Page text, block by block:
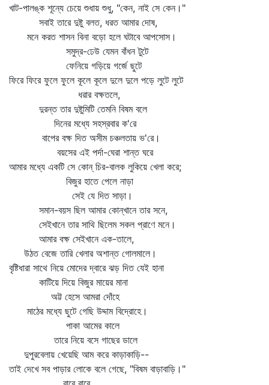
খাট-পালঙ্ক শূন্যে চেয়ে শুধায় শুধু, "কেন, নাই সে কেন।"
সবাই তারে দুষ্টু বলত, ধরত আমার দোষ,
মনে করত শাসন বিনা বড়ো হলে ঘটাবে আপসোস।
সমুদ্র-ঢেউ যেমন বাঁধন টুটে
ফেনিয়ে গড়িয়ে গর্জে ছুটে
ফিরে ফিরে ফুলে ফুলে কূলে কূলে দুলে দুলে পড়ে লুটে লুটে
ধরার বক্ষতলে,
দুরন্ত তার দুষ্টুমিটি তেমনি বিষম বলে
দিনের মধ্যে সহস্রবার ক'রে
বাপের বক্ষ দিত অসীম চঞ্চলতায় ভ'রে।
বয়সের এই পর্দা-ঘেরা শান্ত ঘরে
আমার মধ্যে একটি সে কোন্‌ চির-বালক লুকিয়ে খেলা করে;
বিজুর হাতে পেলে নাড়া
সেই যে দিত সাড়া।
সমান-বয়স ছিল আমার কোন্‌খানে তার সনে,
সেইখানে তার সাথি ছিলেম সকল প্রাণে মনে।
আমার বক্ষ সেইখানে এক-তালে,
উঠত বেজে তারি খেলার অশান্ত গোলমালে।
বৃষ্টিধারা সাথে নিয়ে মোদের দ্বারে ঝড় দিত যেই হানা
কাটিয়ে দিয়ে বিজুর মায়ের মানা
অট্ট হেসে আমরা দোঁহে
মাঠের মধ্যে ছুটে গেছি উদ্দাম বিদ্রোহে।
পাকা আমের কালে
তারে নিয়ে বসে গাছের ডালে
দুপুরবেলায় খেয়েছি আম করে কাড়াকাড়ি--
তাই দেখে সব পাড়ার লোকে বলে গেছে, "বিষম বাড়াবাড়ি।"